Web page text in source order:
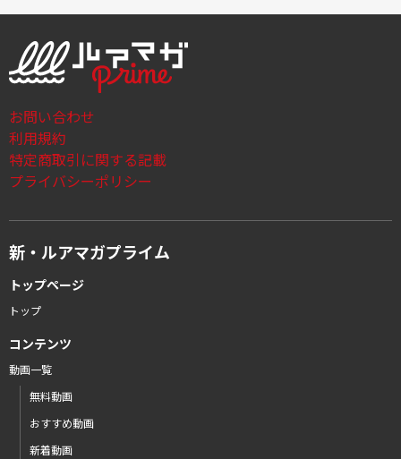
お問い合わせ
利用規約
特定商取引に関する記載
プライバシーポリシー
新・ルアマガプライム
トップページ
トップ
コンテンツ
動画一覧
無料動画
おすすめ動画
新着動画